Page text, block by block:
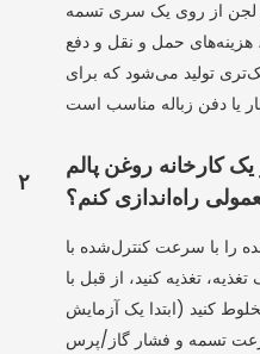
لجن از روی یک سری تسمه
حمل و نقل و دفع
تولید می‌شود که برای
۲
کارخانه روغن پالم
راه‌اندازی کنم؟
را با سرعت کنترل‌شده با
تغذیه کنید، از قبل با
کنید (ابتدا یک آزمایش
تسمه و فشار گاز/پرس